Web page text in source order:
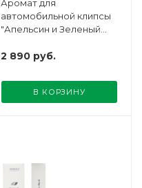
Аромат для
автомобильной клипсы
"Апельсин и Зеленый
2 890 руб.
В КОРЗИНУ